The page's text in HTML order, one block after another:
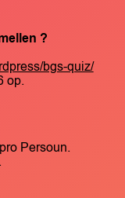
?
bgs-quiz/
op.
Persoun.